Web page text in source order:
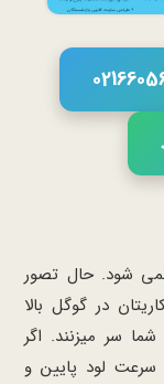
شود. حال تصور
در گوگل بالا
سر میزنند. اگر
لود پایین و